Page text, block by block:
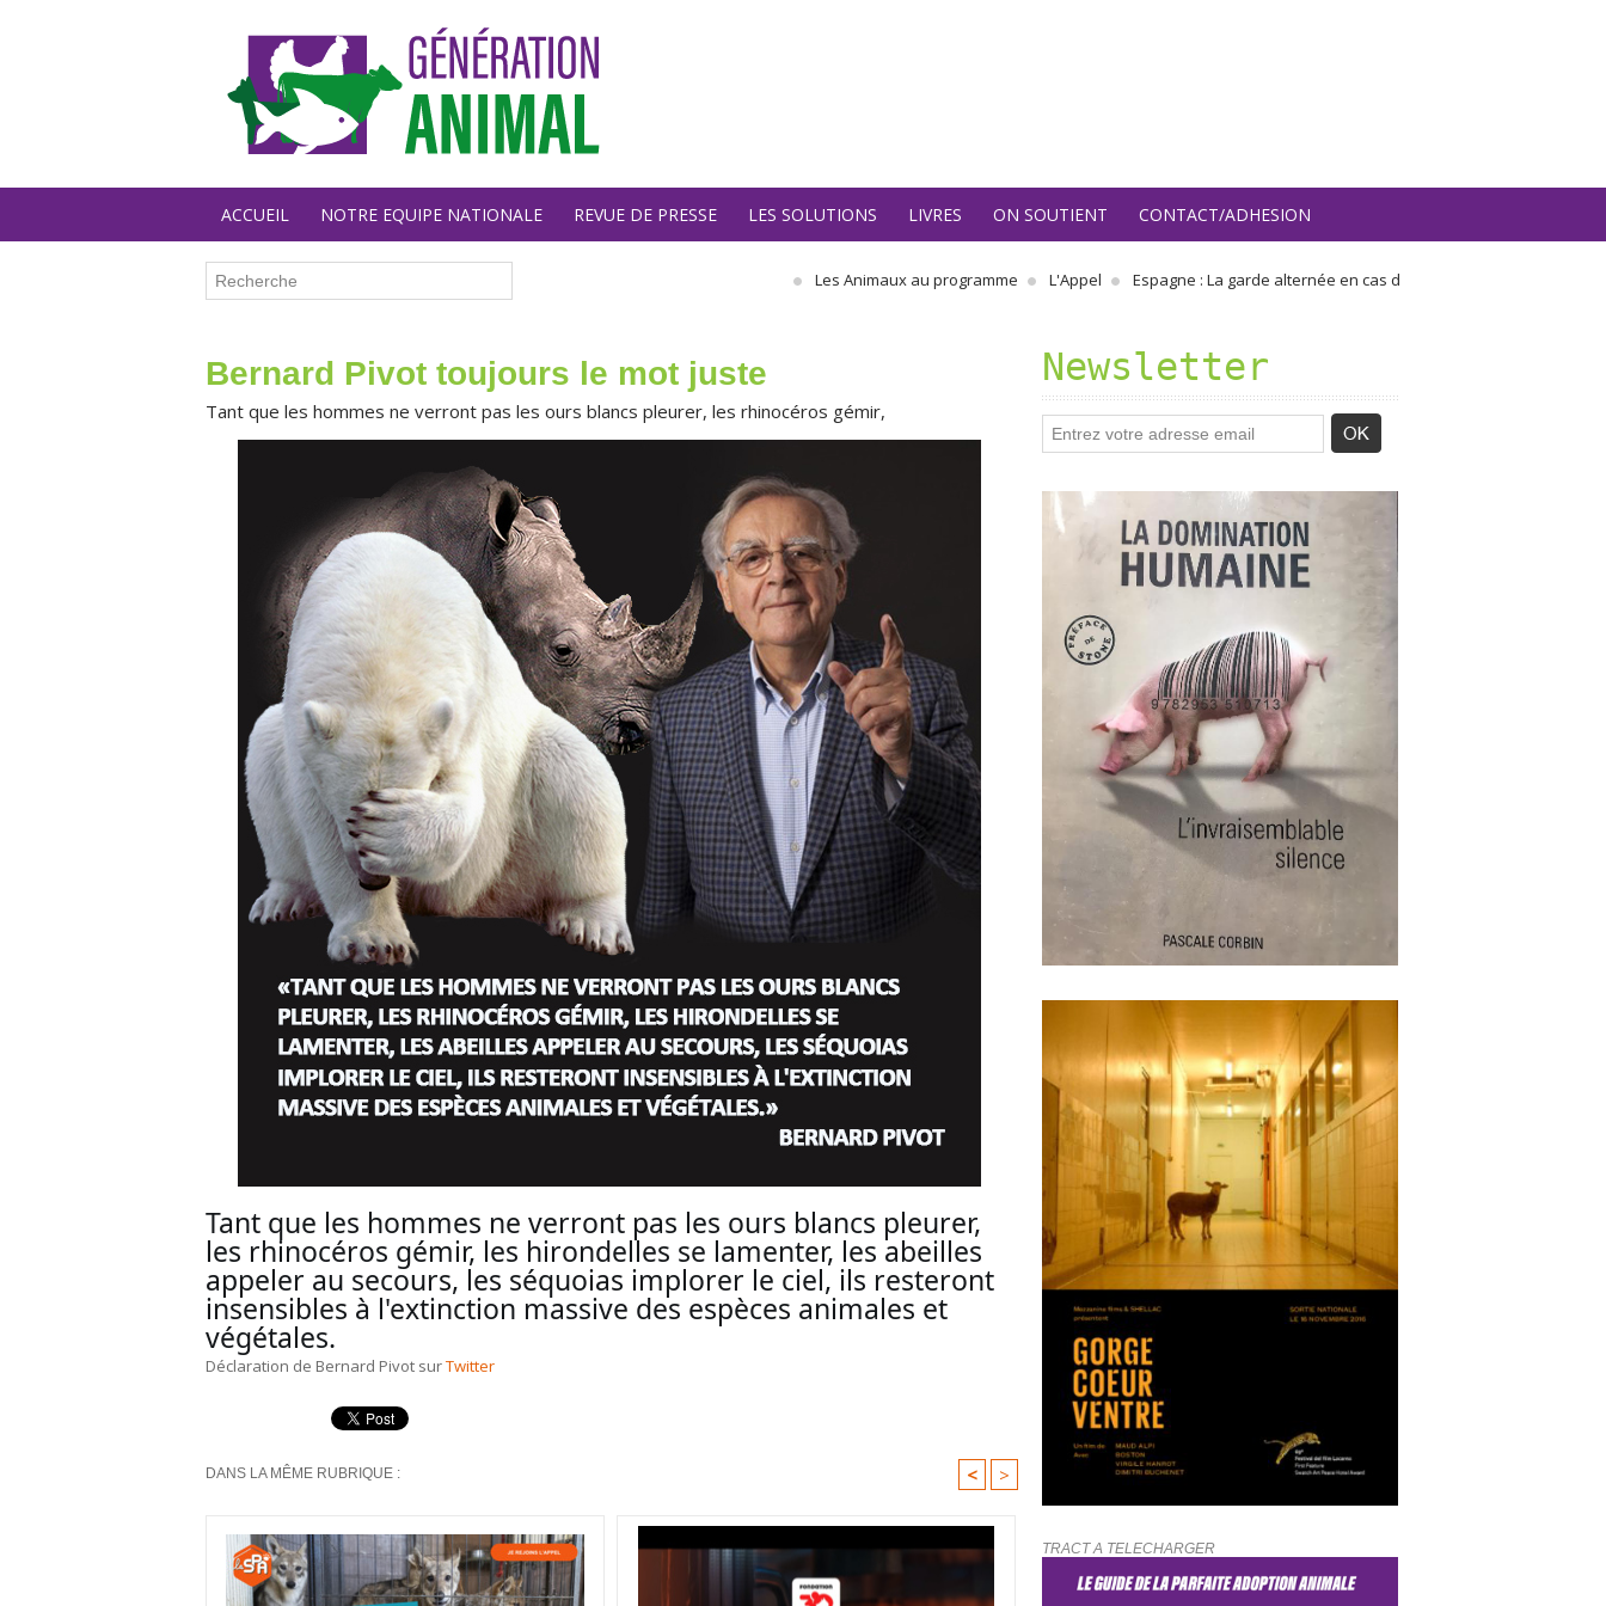
ACCUEIL NOTRE EQUIPE NATIONALE REVUE DE PRESSE LES SOLUTIONS LIVRES ON SOUTIENT CONTACT/ADHESION
Les Animaux au programme L'Appel Espagne : La garde alternée en cas de divorce s’applique désormais…
Bernard Pivot toujours le mot juste
Tant que les hommes ne verront pas les ours blancs pleurer, les rhinocéros gémir,
Tant que les hommes ne verront pas les ours blancs pleurer,
les rhinocéros gémir, les hirondelles se lamenter, les abeilles
appeler au secours, les séquoias implorer le ciel, ils resteront
insensibles à l'extinction massive des espèces animales et
végétales.
Déclaration de Bernard Pivot surTwitter
DANS LA MÊME RUBRIQUE : < >
Newsletter
TRACT A TELECHARGER